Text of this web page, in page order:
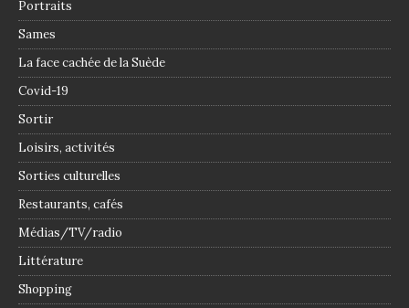
Portraits
Sames
La face cachée de la Suède
Covid-19
Sortir
Loisirs, activités
Sorties culturelles
Restaurants, cafés
Médias/TV/radio
Littérature
Shopping